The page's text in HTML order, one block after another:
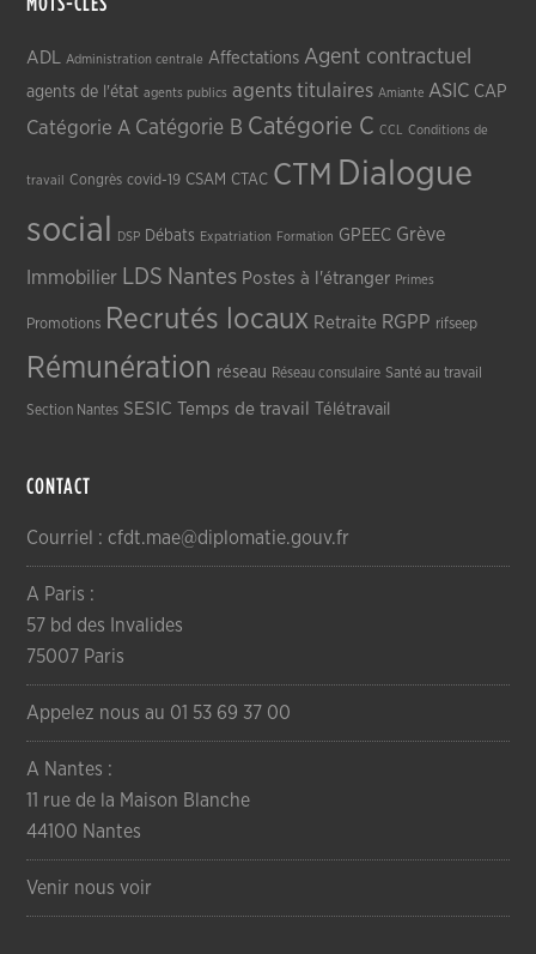
ADL Administration centrale Affectations Agent contractuel
agents de l'état agents publics agents titulaires Amiante ASIC CAP
Catégorie A Catégorie B Catégorie C CCL Conditions de
travail Congrès covid-19 CSAM CTAC CTM Dialogue
social
DSP Débats Expatriation Formation GPEEC Grève
Immobilier LDS Nantes Postes à l'étranger Primes
Promotions Recrutés locaux Retraite RGPP rifseep
Rémunération réseau Réseau consulaire Santé au travail
Section Nantes SESIC Temps de travail Télétravail
CONTACT
Courriel : cfdt.mae@diplomatie.gouv.fr
A Paris :
57 bd des Invalides
75007 Paris
Appelez nous au 01 53 69 37 00
A Nantes :
11 rue de la Maison Blanche
44100 Nantes
Venir nous voir